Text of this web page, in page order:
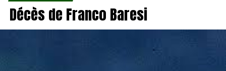
Décès de Franco Baresi